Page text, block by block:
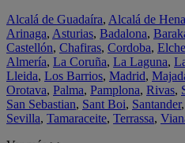
Alcalá de Guadaíra, Alcalá de
Arinaga, Asturias, Badalona,
Castellón, Chafiras, Cordoba, Elche
Almería, La Coruña, La Laguna,
Lleida, Los Barrios, Madrid,
Orotava, Palma, Pamplona, Rivas,
San Sebastian, Sant Boi, Santander,
Sevilla, Tamaraceite, Terrassa,